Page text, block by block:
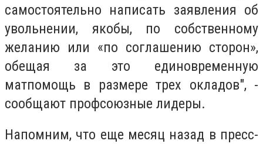
самостоятельно написать заявления об
увольнении, якобы, по собственному
желанию или «по соглашению сторон»,
обещая за это единовременную
матпомощь в размере трех окладов", -
сообщают профсоюзные лидеры.
Напомним, что еще месяц назад в пресс-